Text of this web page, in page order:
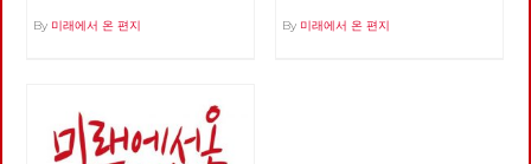
By 미래에서 온 편지 By 미래에서 온 편지